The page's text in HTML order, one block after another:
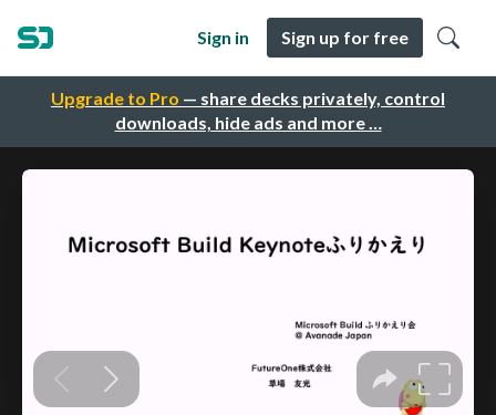
Upgrade to Pro — share decks privately, control
downloads, hide ads and more …
Sign in Sign up for free